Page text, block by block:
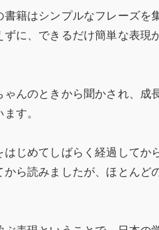
籍はシンプルなフレーズを
に、できるだけ簡単な表現
んのときから聞かされ、成
す。
じめてしばらく経過してか
ら読みましたが、ほとんど